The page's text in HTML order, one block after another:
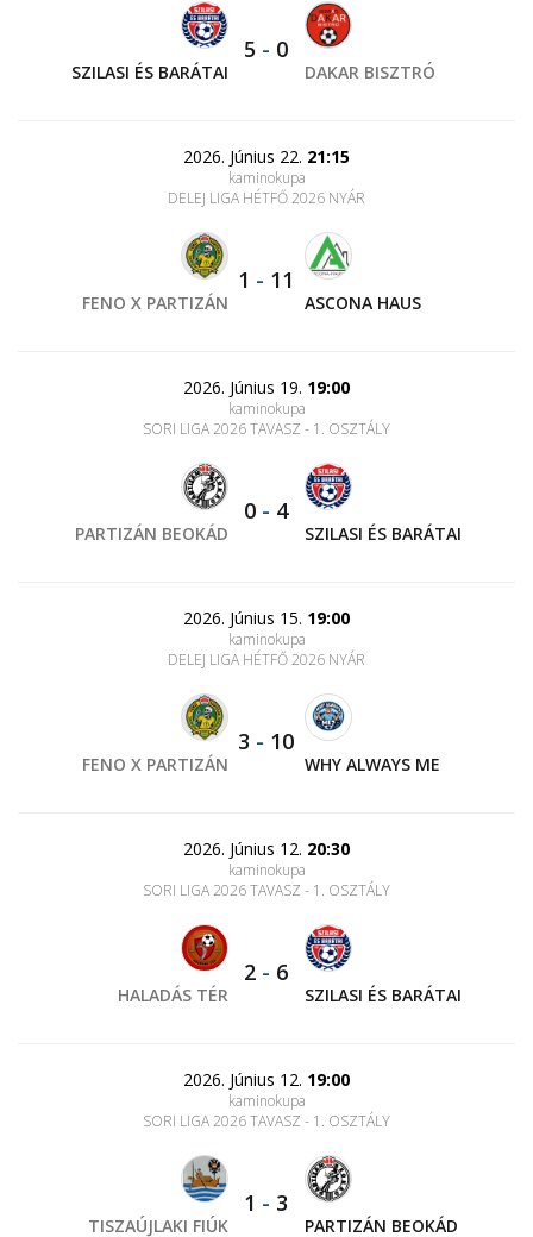
SZILASI ÉS BARÁTAI
5 - 0
DAKAR BISZTRÓ
2026. Június 22. 21:15
kaminokupa
DELEJ LIGA HÉTFŐ 2026 NYÁR
FENO X PARTIZÁN
1 - 11
ASCONA HAUS
2026. Június 19. 19:00
kaminokupa
SORI LIGA 2026 TAVASZ - 1. OSZTÁLY
PARTIZÁN BEOKÁD
0 - 4
SZILASI ÉS BARÁTAI
2026. Június 15. 19:00
kaminokupa
DELEJ LIGA HÉTFŐ 2026 NYÁR
FENO X PARTIZÁN
3 - 10
WHY ALWAYS ME
2026. Június 12. 20:30
kaminokupa
SORI LIGA 2026 TAVASZ - 1. OSZTÁLY
HALADÁS TÉR
2 - 6
SZILASI ÉS BARÁTAI
2026. Június 12. 19:00
kaminokupa
SORI LIGA 2026 TAVASZ - 1. OSZTÁLY
TISZAÚJLAKI FIÚK
1 - 3
PARTIZÁN BEOKÁD